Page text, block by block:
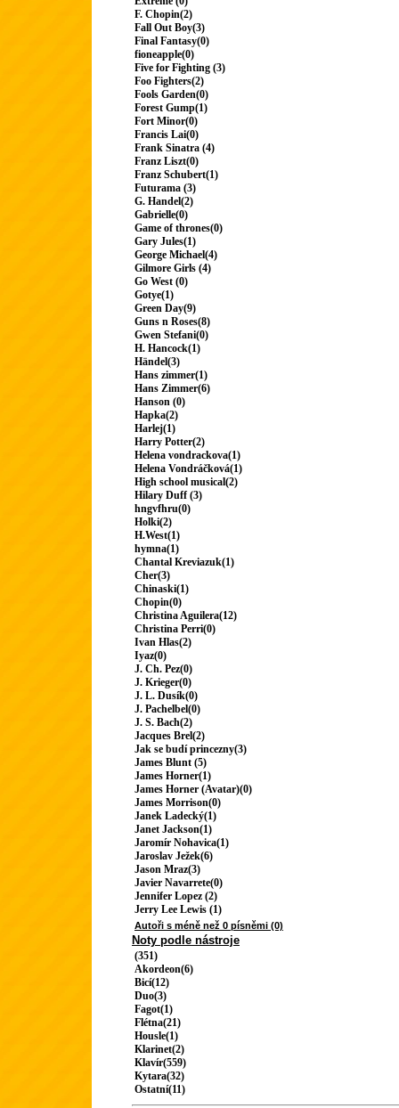
F. Chopin(2)
Fall Out Boy(3)
Final Fantasy(0)
fioneapple(0)
Five for Fighting (3)
Foo Fighters(2)
Fools Garden(0)
Forest Gump(1)
Fort Minor(0)
Francis Lai(0)
Frank Sinatra (4)
Franz Liszt(0)
Franz Schubert(1)
Futurama (3)
G. Handel(2)
Gabrielle(0)
Game of thrones(0)
Gary Jules(1)
George Michael(4)
Gilmore Girls (4)
Go West (0)
Gotye(1)
Green Day(9)
Guns n Roses(8)
Gwen Stefani(0)
H. Hancock(1)
Händel(3)
Hans zimmer(1)
Hans Zimmer(6)
Hanson (0)
Hapka(2)
Harlej(1)
Harry Potter(2)
Helena vondrackova(1)
Helena Vondráčková(1)
High school musical(2)
Hilary Duff (3)
hngvfhru(0)
Holki(2)
H.West(1)
hymna(1)
Chantal Kreviazuk(1)
Cher(3)
Chinaski(1)
Chopin(0)
Christina Aguilera(12)
Christina Perri(0)
Ivan Hlas(2)
Iyaz(0)
J. Ch. Pez(0)
J. Krieger(0)
J. L. Dusík(0)
J. Pachelbel(0)
J. S. Bach(2)
Jacques Brel(2)
Jak se budí princezny(3)
James Blunt (5)
James Horner(1)
James Horner (Avatar)(0)
James Morrison(0)
Janek Ladecký(1)
Janet Jackson(1)
Jaromír Nohavica(1)
Jaroslav Ježek(6)
Jason Mraz(3)
Javier Navarrete(0)
Jennifer Lopez (2)
Jerry Lee Lewis (1)
Autoři s méně než 0 písněmi (0)
Noty podle nástroje
(351)
Akordeon(6)
Bicí(12)
Duo(3)
Fagot(1)
Flétna(21)
Housle(1)
Klarinet(2)
Klavír(559)
Kytara(32)
Ostatní(11)